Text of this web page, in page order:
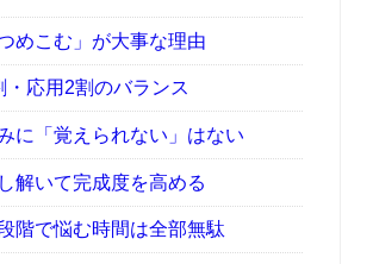
めこむ」が大事な理由
・応用2割のバランス
に「覚えられない」はない
解いて完成度を高める
階で悩む時間は全部無駄